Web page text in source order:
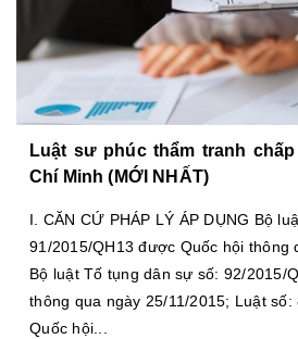
Luật sư phúc thẩm tranh
Chí Minh (MỚI NHẤT)
I. CĂN CỨ PHÁP LÝ ÁP DỤNG Bộ
91/2015/QH13 được Quốc hội thông
Bộ luật Tố tụng dân sự số: 92/2015/
thông qua ngày 25/11/2015; Luật
Quốc hội...